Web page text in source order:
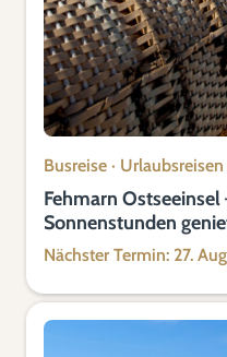
Busreise · Urlaubsreisen
Fehmarn
Sonnenstunden
Nächster Termin: 27.